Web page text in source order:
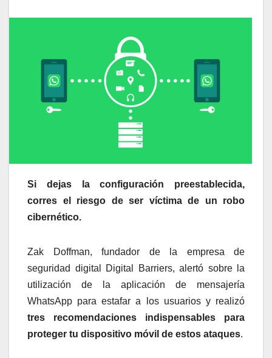
Si dejas la configuración preestablecida,
corres el riesgo de ser víctima de un robo
cibernético.
Zak Doffman, fundador de la empresa de
seguridad digital Digital Barriers, alertó sobre la
utilización de la aplicación de mensajería
WhatsApp para estafar a los usuarios y realizó
tres recomendaciones indispensables para
proteger tu dispositivo móvil de estos ataques.